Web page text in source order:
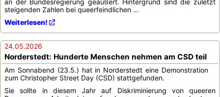
an der Bundesregierung geäußert. Hintergrund sind die zuletzt
steigenden Zahlen bei queerfeindlichen …
Weiterlesen!
24.05.2026
Norderstedt: Hunderte Menschen nehmen am CSD teil
Am Sonnabend (23.5.) hat in Norderstedt eine Demonstration
zum Christopher Street Day (CSD) stattgefunden.
Sie sollte in diesem Jahr auf Diskriminierung von queeren